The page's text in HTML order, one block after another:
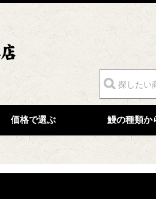
価格で選ぶ 鰻の種類か
応商品を探す（化粧箱付）
在庫切れ商品を表示しない
価格が高い順